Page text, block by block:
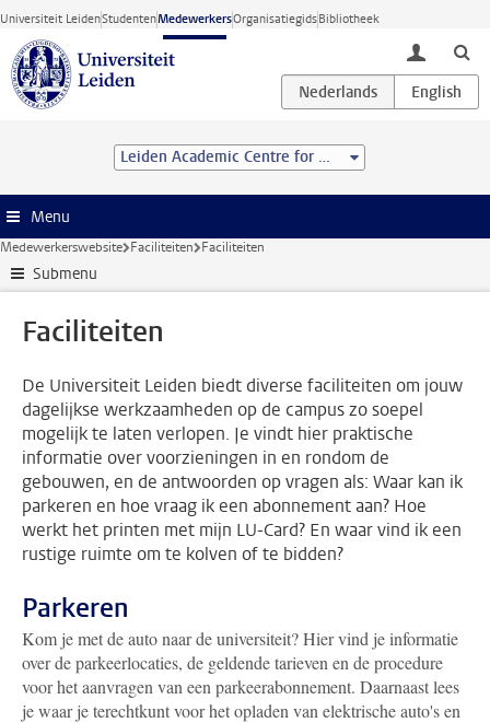
Ga direct naar de inhoud
Universiteit LeidenStudentenMedewerkersOrganisatiegidsBibliotheek
toggle
Leiden Academic Centre for Drug Research (LACDR)
Menu
Medewerkerswebsite Faciliteiten Faciliteiten
Submenu
Faciliteiten
De Universiteit Leiden biedt diverse faciliteiten om jouw
dagelijkse werkzaamheden op de campus zo soepel
mogelijk te laten verlopen. Je vindt hier praktische
informatie over voorzieningen in en rondom de
gebouwen, en de antwoorden op vragen als: Waar kan ik
parkeren en hoe vraag ik een abonnement aan? Hoe
werkt het printen met mijn LU-Card? En waar vind ik een
rustige ruimte om te kolven of te bidden?
Parkeren
Kom je met de auto naar de universiteit? Hier vind je informatie
over de parkeerlocaties, de geldende tarieven en de procedure
voor het aanvragen van een parkeerabonnement. Daarnaast lees
je waar je terechtkunt voor het opladen van elektrische auto's en